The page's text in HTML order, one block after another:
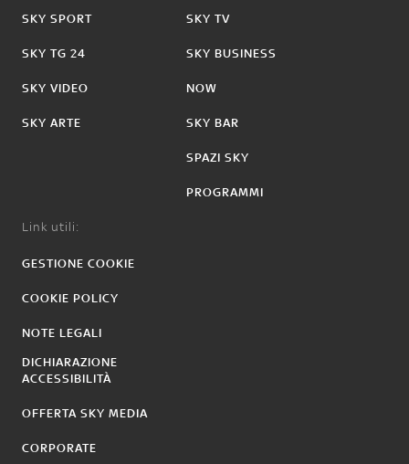
SKY SPORT
SKY TG 24
SKY VIDEO
SKY ARTE
SKY TV
SKY BUSINESS
NOW
SKY BAR
SPAZI SKY
PROGRAMMI
Link utili:
GESTIONE COOKIE
COOKIE POLICY
NOTE LEGALI
DICHIARAZIONE
ACCESSIBILITÀ
OFFERTA SKY MEDIA
CORPORATE